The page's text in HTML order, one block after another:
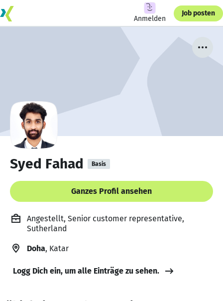
Anmelden
Job posten
Syed Fahad Basis
Ganzes Profil ansehen
Angestellt, Senior customer representative,
Sutherland
Doha, Katar
Logg Dich ein, um alle Einträge zu sehen.